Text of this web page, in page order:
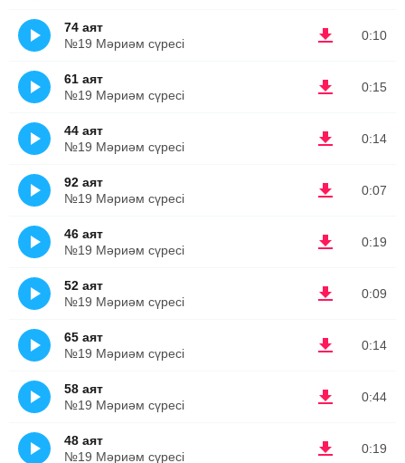
0:10
74 аят
№19 Мәриәм сүресі
0:15
61 аят
№19 Мәриәм сүресі
0:14
44 аят
№19 Мәриәм сүресі
0:07
92 аят
№19 Мәриәм сүресі
0:19
46 аят
№19 Мәриәм сүресі
0:09
52 аят
№19 Мәриәм сүресі
0:14
65 аят
№19 Мәриәм сүресі
0:44
58 аят
№19 Мәриәм сүресі
0:19
48 аят
№19 Мәриәм сүресі